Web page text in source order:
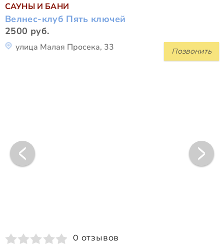
САУНЫ И БАНИ
Велнес-клуб Пять ключей
2500 руб.
Позвонить
улица Малая Просека, 33
0 отзывов